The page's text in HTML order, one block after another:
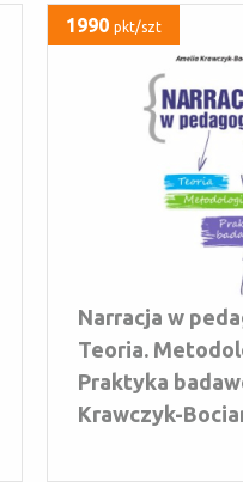
1990pkt/szt
Narracja w
Teoria.
Praktyka
Krawczyk-